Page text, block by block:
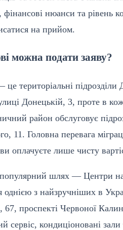
фінансові нюанси та рівень
на прийом.
можна подати заяву?
територіальні
Донецькій, 3, проте в
район обслуговує
11. Головна перевага
оплачуєте лише чисту
шлях — Центри
з найзручніших в
67, проспекті Червоної
сервіс, кондиціоновані